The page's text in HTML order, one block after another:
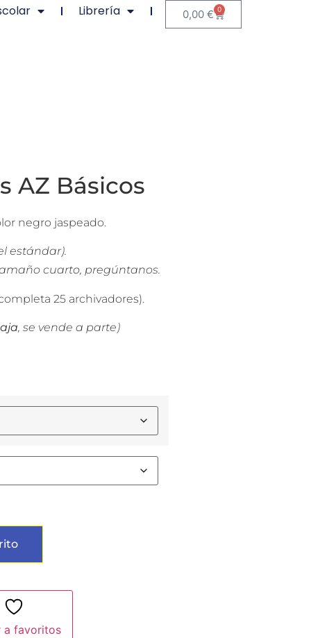
Librería
0,00€ 0
AZ Básicos
negro jaspeado.
estándar).
cuarto, pregúntanos.
25 archivadores).
, se vende a parte)
a favoritos